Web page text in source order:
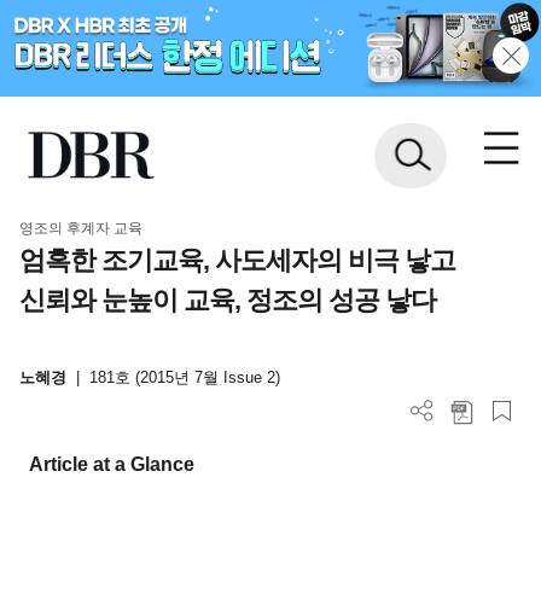
영조의 후계자 교육
엄혹한 조기교육, 사도세자의 비극 낳고
신뢰와 눈높이 교육, 정조의 성공 낳다
노혜경 181호 (2015년 7월 Issue 2)
Article at a Glance